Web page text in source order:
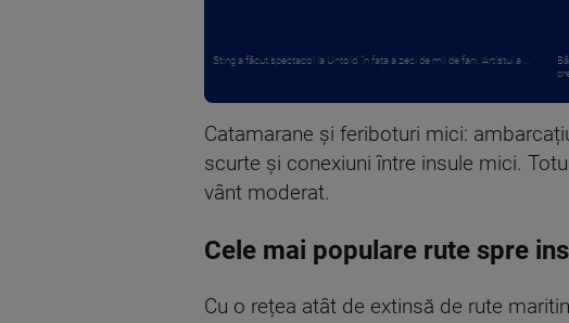
Sting a făcut spectacol la Untold, în fața a zeci de mii de fani. Artistul a ...
Catamarane și feriboturi mici:
scurte și conexiuni între insule mici.
vânt moderat.
Cele mai populare rute spre
Cu o rețea atât de extinsă de rute